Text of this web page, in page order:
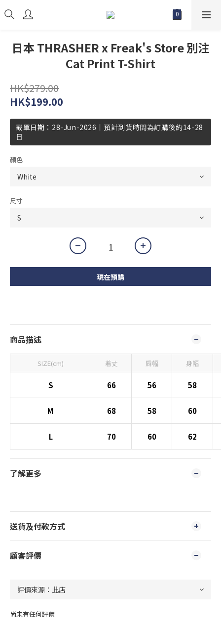
日本 THRASHER x Freak's Store 別注
Cat Print T-Shirt
HK$279.00
HK$199.00
截單日期：28-Jun-2026丨預計到貨時間為訂購後約14-28
日
顏色
尺寸
現在預購
商品描述
SIZE(cm) 着丈 肩幅 身幅
S 66 56 58
M 68 58 60
L 70 60 62
了解更多
送貨及付款方式
顧客評價
尚未有任何評價